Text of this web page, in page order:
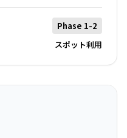
Phase 1-2
スポット利用